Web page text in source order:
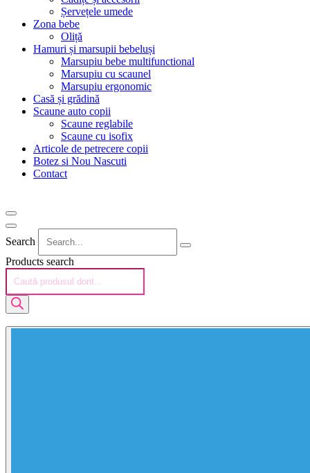
Șervețele umede
Zona bebe
Oliță
Hamuri și marsupii bebeluși
Marsupiu bebe multifunctional
Marsupiu cu scaunel
Marsupiu ergonomic
Casă și grădină
Scaune auto copii
Scaune reglabile
Scaune cu isofix
Articole de petrecere copii
Botez si Nou Nascuti
Contact
Search
Products search